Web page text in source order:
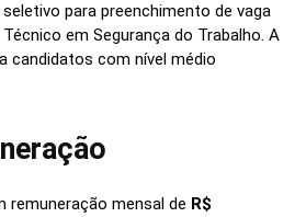
para preenchimento de vaga
em Segurança do Trabalho. A
candidatos com nível médio
remuneração mensal de R$